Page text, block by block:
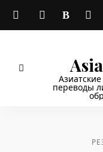
переводы